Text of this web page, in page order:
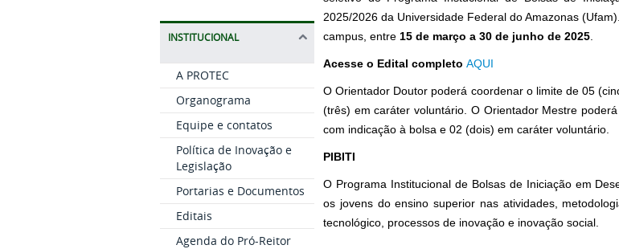
INSTITUCIONAL
A PROTEC
Organograma
Equipe e contatos
Política de Inovação e
Legislação
Portarias e Documentos
Editais
Agenda do Pró-Reitor
2025/2026 da Universidade Federal do Amazonas
campus, entre 15 de março a 30 de junho de 2025
Acesse o Edital completo AQUI
O Orientador Doutor poderá coordenar o limite de 05
(três) em caráter voluntário. O Orientador Mestre
com indicação à bolsa e 02 (dois) em caráter voluntário.
PIBITI
O Programa Institucional de Bolsas de Iniciação em
os jovens do ensino superior nas atividades,
tecnológico, processos de inovação e inovação social.